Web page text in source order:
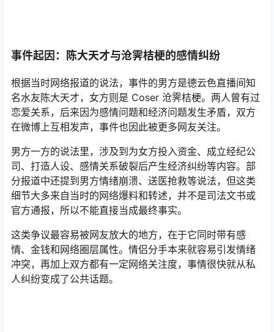
事件起因：陈大天才与沧霁桔梗的感情纠纷
根据当时网络报道的说法，事件的男方是德云色直播间知
名水友陈大天才，女方则是 Coser 沧霁桔梗。两人曾有过
恋爱关系，后来因为感情问题和经济问题发生矛盾，双方
在微博上互相发声，事件也因此被更多网友关注。
男方一方的说法里，涉及到为女方投入资金、成立经纪公
司、打造人设、感情关系破裂后产生经济纠纷等内容。部
分报道中还提到男方情绪崩溃、送医抢救等说法，但这类
细节大多来自当时的网络爆料和转述，并不是司法文书或
官方通报，所以不能直接当成最终事实。
这类争议最容易被网友放大的地方，在于它同时带有感
情、金钱和网络圈层属性。情侣分手本来就容易引发情绪
冲突，再加上双方都有一定网络关注度，事情很快就从私
人纠纷变成了公共话题。